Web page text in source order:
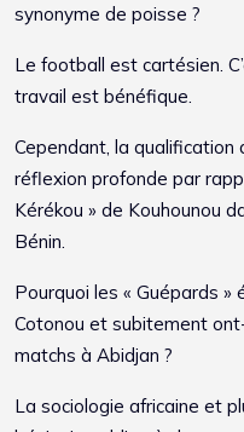
synonyme de poisse ?
Le football est cartésien.
travail est bénéfique.
Cependant, la qualification
réflexion profonde par
Kérékou » de Kouhounou
Bénin.
Pourquoi les « Guépards
Cotonou et subitement
matchs à Abidjan ?
La sociologie africaine et